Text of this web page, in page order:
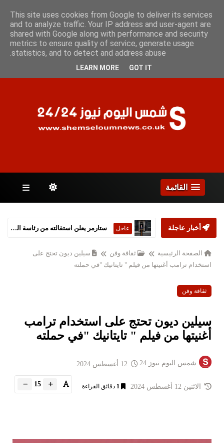
الصفحات
القائمة
أخبار عاجلة عاجل ستارمر يعلن استقالته من رئاسة الحكومة البريطانية
الصفحة الرئيسية ثقافة وفن
سيلين ديون تحتج على
استخدام ترامب أغنيتها من فيلم " تايتانيك "في حملته
ثقافة وفن
سيلين ديون تحتج على استخدام ترامب
أغنيتها من فيلم " تايتانيك "في حملته
شمس اليوم نيوز 24
الاثنين 12 أغسطس 2024 1 دقائق القراءة 15
This site uses cookies from Google to deliver its services
and to analyze traffic. Your IP address and user-agent are
shared with Google along with performance and security
metrics to ensure quality of service, generate usage
statistics, and to detect and address abuse.
LEARN MORE GOT IT